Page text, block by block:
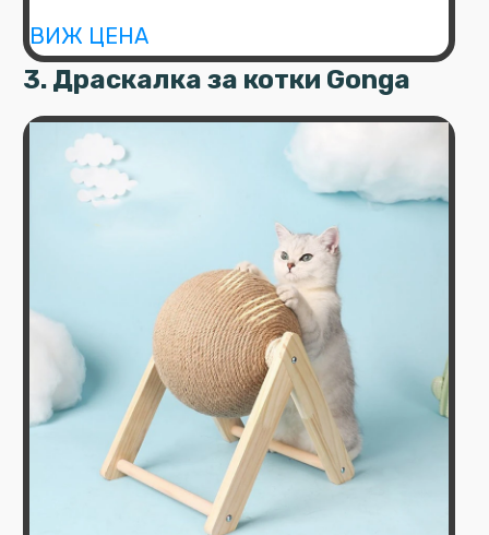
ВИЖ ЦЕНА
3. Драскалка за котки Gonga